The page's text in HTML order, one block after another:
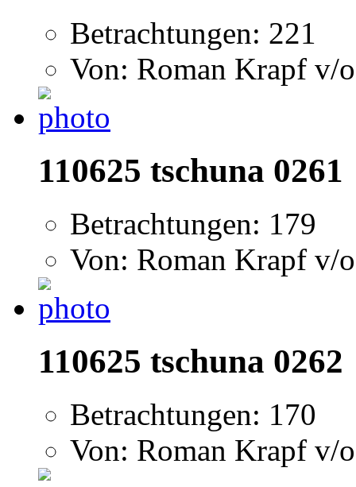
Betrachtungen: 221
Von: Roman Krapf v/
110625 tschuna 0261
Betrachtungen: 179
Von: Roman Krapf v/
110625 tschuna 0262
Betrachtungen: 170
Von: Roman Krapf v/